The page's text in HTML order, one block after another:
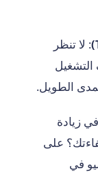
: لا تنظر
الطويل.
زيادة
على
في